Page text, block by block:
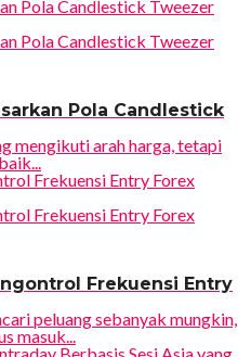
Pola Candlestick
mengikuti arah harga, tetapi
Frekuensi Entry
peluang sebanyak mungkin,
masuk...